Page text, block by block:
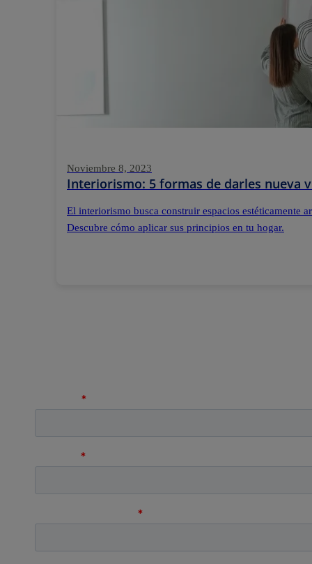
Noviembre 8, 2023
Interiorismo: 5 formas de darles nueva
El interiorismo busca construir espacios estéticamente
Descubre cómo aplicar sus principios en tu hogar.